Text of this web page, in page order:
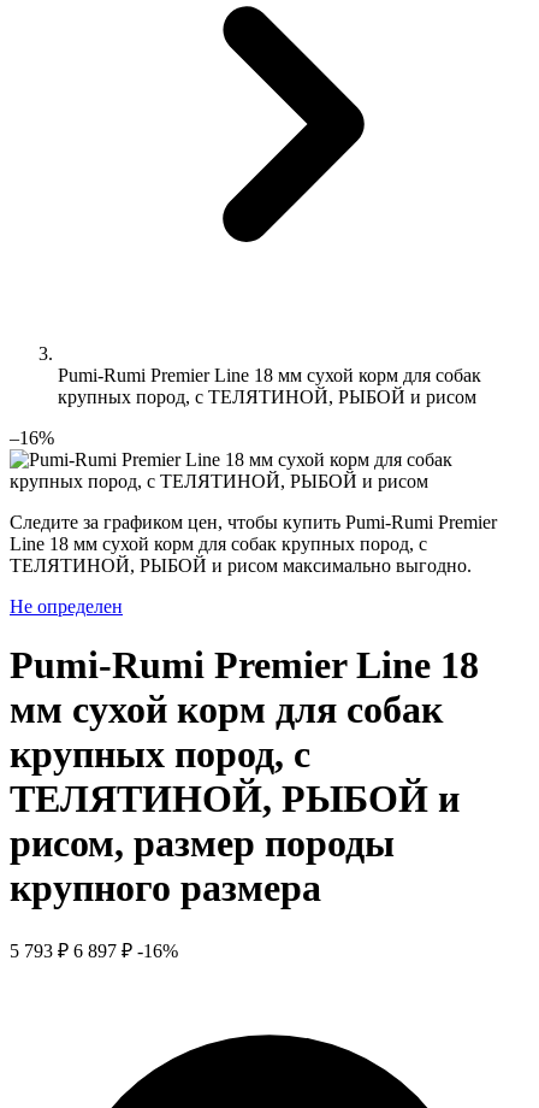
Pumi-Rumi Premier Line 18 мм сухой корм для собак
крупных пород, с ТЕЛЯТИНОЙ, РЫБОЙ и рисом
–16%
Следите за графиком цен, чтобы купить Pumi-Rumi Premier
Line 18 мм сухой корм для собак крупных пород, с
ТЕЛЯТИНОЙ, РЫБОЙ и рисом максимально выгодно.
Не определен
Pumi-Rumi Premier Line 18
мм сухой корм для собак
крупных пород, с
ТЕЛЯТИНОЙ, РЫБОЙ и
рисом, размер породы
крупного размера
5 793 ₽ 6 897 ₽ -16%